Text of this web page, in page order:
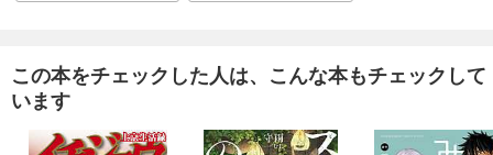
カート
試し読み
あらすじを表示する
この本をチェックした人は、こんな本もチェックして
います